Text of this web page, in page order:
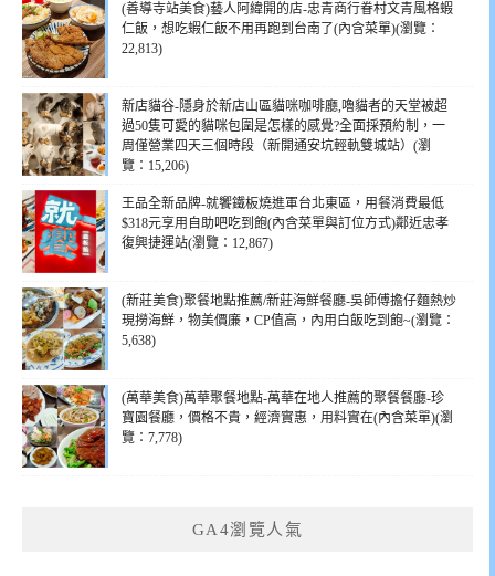
(善導寺站美食)藝人阿緯開的店-忠青商行眷村文青風格蝦
仁飯，想吃蝦仁飯不用再跑到台南了(內含菜單)(瀏覽：
22,813)
新店貓谷-隱身於新店山區貓咪咖啡廳,嚕貓者的天堂被超
過50隻可愛的貓咪包圍是怎樣的感覺?全面採預約制，一
周僅營業四天三個時段（新開通安坑輕軌雙城站）(瀏
覽：15,206)
王品全新品牌-就饗鐵板燒進軍台北東區，用餐消費最低
$318元享用自助吧吃到飽(內含菜單與訂位方式)鄰近忠孝
復興捷運站(瀏覽：12,867)
(新莊美食)聚餐地點推薦/新莊海鮮餐廳-吳師傅擔仔麵熱炒
現撈海鮮，物美價廉，CP值高，內用白飯吃到飽~(瀏覽：
5,638)
(萬華美食)萬華聚餐地點-萬華在地人推薦的聚餐餐廳-珍
寶園餐廳，價格不貴，經濟實惠，用料實在(內含菜單)(瀏
覽：7,778)
GA4瀏覽人氣